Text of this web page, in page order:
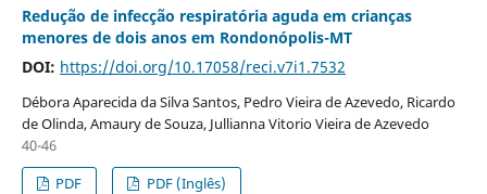
Redução de infecção respiratória aguda em crianças
menores de dois anos em Rondonópolis-MT
DOI: https://doi.org/10.17058/reci.v7i1.7532
Débora Aparecida da Silva Santos, Pedro Vieira de Azevedo, Ricardo
de Olinda, Amaury de Souza, Jullianna Vitorio Vieira de Azevedo
40-46
PDF
PDF (Inglês)